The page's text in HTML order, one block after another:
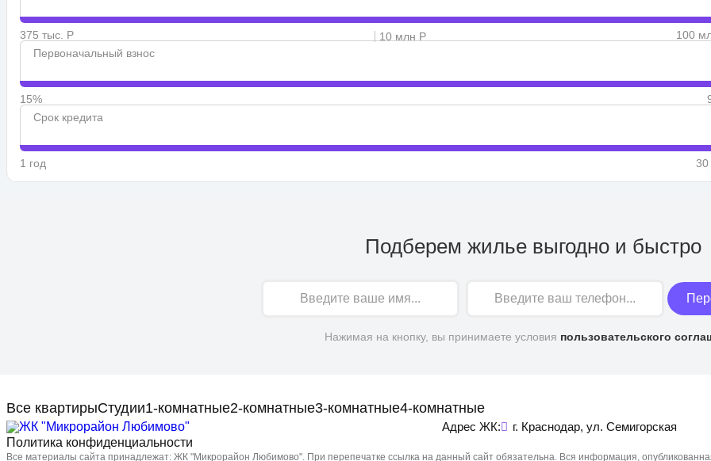
375 тыс. Р 10 млн Р
100
Первоначальный взнос
15%
Срок кредита
1 год 30
Подберем жилье выгодно и быстро
Нажимая на кнопку, вы принимаете условия пользовательского
Все квартирыСтудии1-комнатные2-комнатные3-комнатные4-комнатные
Адрес ЖК:
г. Краснодар, ул. Семигорская
Политика конфиденциальности
Все материалы сайта принадлежат: ЖК "Микрорайон Любимово". При перепечатке ссылка на данный сайт обязательна. Вся информация,